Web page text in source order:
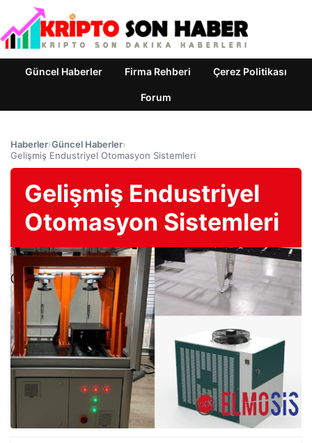
Güncel Haberler Firma Rehberi Çerez Politikası
Forum
Haberler›Güncel Haberler›
Gelişmiş Endustriyel Otomasyon Sistemleri
Gelişmiş Endustriyel
Otomasyon Sistemleri